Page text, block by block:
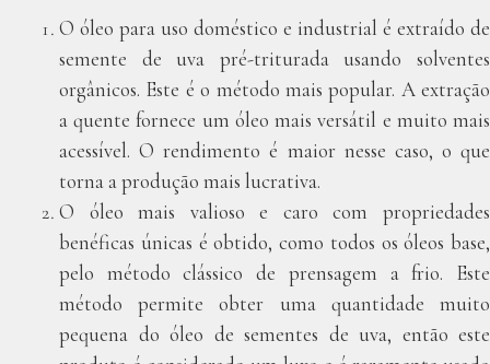
O óleo para uso doméstico e industrial é extraído de
semente de uva pré-triturada usando solventes
orgânicos. Este é o método mais popular. A extração
a quente fornece um óleo mais versátil e muito mais
acessível. O rendimento é maior nesse caso, o que
torna a produção mais lucrativa.
O óleo mais valioso e caro com propriedades
benéficas únicas é obtido, como todos os óleos base,
pelo método clássico de prensagem a frio. Este
método permite obter uma quantidade muito
pequena do óleo de sementes de uva, então este